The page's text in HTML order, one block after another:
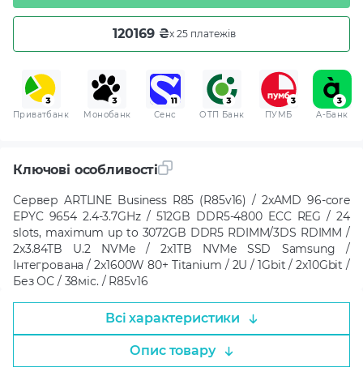
120169 ₴x 25 платежів
Приватбанк Монобанк Сенс ОТП Банк ПУМБ A-Банк
Ключові особливості
Сервер ARTLINE Business R85 (R85v16) / 2xAMD 96-core
EPYC 9654 2.4-3.7GHz / 512GB DDR5-4800 ECC REG / 24
slots, maximum up to 3072GB DDR5 RDIMM/3DS RDIMM /
2x3.84TB U.2 NVMe / 2x1TB NVMe SSD Samsung /
Інтегрована / 2x1600W 80+ Titanium / 2U / 1Gbit / 2х10Gbit /
Без ОС / 38міс. / R85v16
Всі характеристики
Опис товару